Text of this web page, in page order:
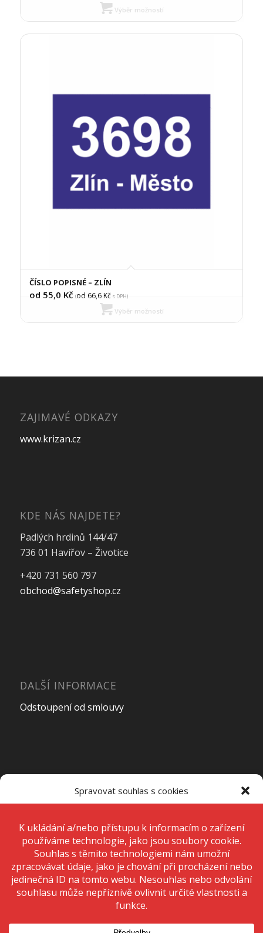
Spravovat souhlas s cookies
technologie, jako jsou soubory cookie. Děláme to, abychom zlepšili
zážitek z prohlížení a zobrazovali personalizované reklamy. Souhlas s
těmito technologiemi nám umožní zpracovávat údaje, jako je chování
při procházení nebo jedinečná ID na tomto webu. Nesouhlas nebo
odvolání souhlasu může nepříznivě ovlivnit určité vlastnosti a funkce.
Přijmout
Odmítnout
Výběr možností
ČÍSLO POPISNÉ – ZLÍN
od 55,0 Kč (od 66,6Kčs DPH)
Výběr možností
ZAJIMAVÉ ODKAZY
www.krizan.cz
KDE NÁS NAJDETE?
Padlých hrdinů 144/47
736 01 Havířov – Životice
+420 731 560 797
obchod@safetyshop.cz
DALŠÍ INFORMACE
Odstoupení od smlouvy
Pondělí – Pátek7:00 – 15:00
SobotaZavřeno
Neděle Zavřeno